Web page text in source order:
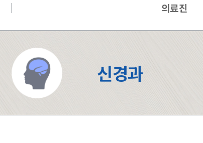
의료진
신경과